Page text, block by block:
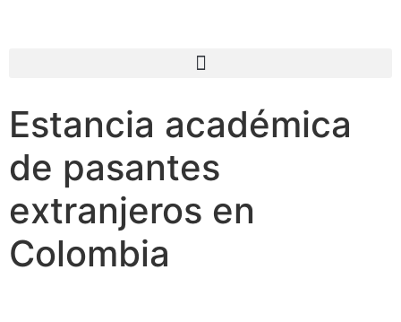
Estancia académica
de pasantes
extranjeros en
Colombia